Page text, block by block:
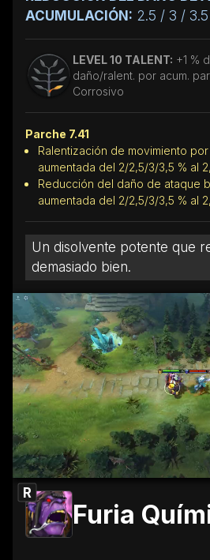
ACUMULACIÓN: 2.5 / 3 /
LEVEL 10 TALENT: +1 %
daño/ralent. por acum.
Corrosivo
Parche 7.41
Ralentización de movimiento
aumentada del 2/2,5/3/3,5 % al
Reducción del daño de ataque
aumentada del 2/2,5/3/3,5 % al
Un disolvente potente que
demasiado bien.
R
Furia